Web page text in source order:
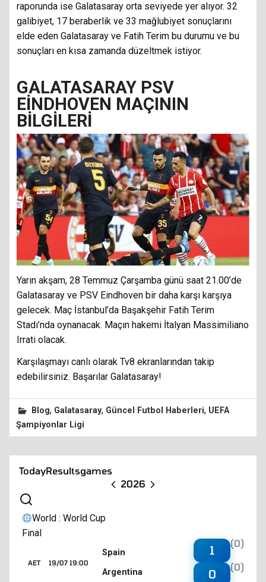
raporunda ise Galatasaray orta seviyede yer alıyor. 32
galibiyet, 17 beraberlik ve 33 mağlubiyet sonuçlarını
elde eden Galatasaray ve Fatih Terim bu durumu ve bu
sonuçları en kısa zamanda düzeltmek istiyor.
GALATASARAY PSV
EİNDHOVEN MAÇININ
BİLGİLERİ
Yarın akşam, 28 Temmuz Çarşamba günü saat 21.00’de
Galatasaray ve PSV Eindhoven bir daha karşı karşıya
gelecek. Maç İstanbul’da Başakşehir Fatih Terim
Stadı’nda oynanacak. Maçın hakemi İtalyan Massimiliano
Irrati olacak.
Karşılaşmayı canlı olarak Tv8 ekranlarından takip
edebilirsiniz. Başarılar Galatasaray!
Blog, Galatasaray, Güncel Futbol Haberleri, UEFA
Şampiyonlar Ligi
TodayResultsgames
2026
World : World Cup
Final
19/07 19:00
AET
Spain
Argentina
1
(0)
0
(0)